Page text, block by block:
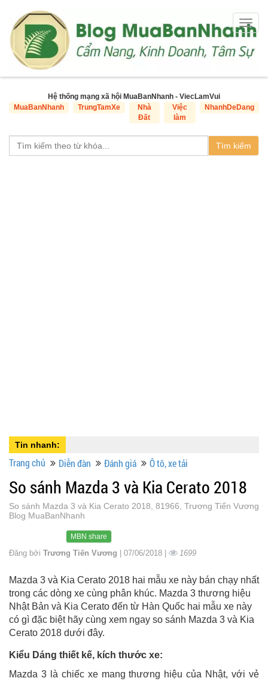
Hệ thống mạng xã hội MuaBanNhanh - ViecLamVui
MuaBanNhanh
TrungTamXe
Nhà
Đất
Việc
làm
NhanhDeDang
Tìm kiếm
Tin nhanh:
Trang chủ Diễn đàn Đánh giá Ô tô, xe tải
So sánh Mazda 3 và Kia Cerato 2018
So sánh Mazda 3 và Kia Cerato 2018, 81966, Trương Tiến Vương
Blog MuaBanNhanh
MBN share
Đăng bởi Trương Tiến Vương | 07/06/2018 | 1699
Mazda 3 và Kia Cerato 2018 hai mẫu xe này bán chạy nhất
trong các dòng xe cùng phân khúc. Mazda 3 thương hiệu
Nhật Bản và Kia Cerato đến từ Hàn Quốc hai mẫu xe này
có gì đặc biệt hãy cùng xem ngay so sánh Mazda 3 và Kia
Cerato 2018 dưới đây.
Kiểu Dáng thiết kế, kích thước xe:
Mazda 3 là chiếc xe mang thương hiệu của Nhật, với vẻ